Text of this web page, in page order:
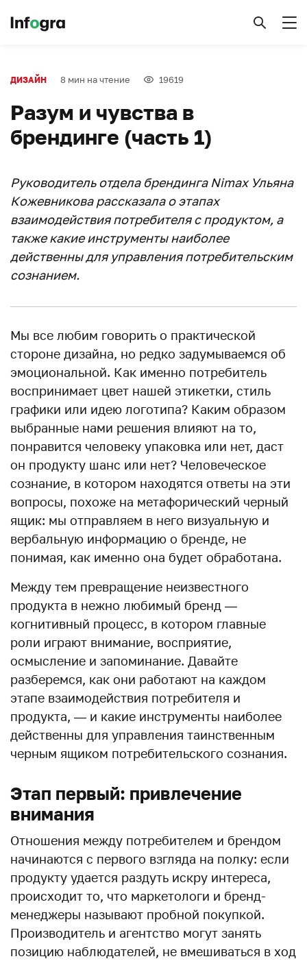
ДИЗАЙН 8 мин на чтение 19619
Разум и чувства в
брендинге (часть 1)
Руководитель отдела брендинга Nimax Ульяна
Кожевникова рассказала о этапах
взаимодействия потребителя с продуктом, а
также какие инструменты наиболее
действенны для управления потребительским
сознанием.
Мы все любим говорить о практической
стороне дизайна, но редко задумываемся об
эмоциональной. Как именно потребитель
воспринимает цвет нашей этикетки, стиль
графики или идею логотипа? Каким образом
выбранные нами решения влияют на то,
понравится человеку упаковка или нет, даст
он продукту шанс или нет? Человеческое
сознание, в котором находятся ответы на эти
вопросы, похоже на метафорический черный
ящик: мы отправляем в него визуальную и
вербальную информацию о бренде, не
понимая, как именно она будет обработана.
Между тем превращение неизвестного
продукта в нежно любимый бренд —
когнитивный процесс, в котором главные
роли играют внимание, восприятие,
осмысление и запоминание. Давайте
разберемся, как они работают на каждом
этапе взаимодействия потребителя и
продукта, — и какие инструменты наиболее
действенны для управления таинственным
черным ящиком потребительского сознания.
Этап первый: привлечение
внимания
Отношения между потребителем и брендом
начинаются с первого взгляда на полку: если
продукту удается раздуть искру интереса,
происходит то, что маркетологи и бренд-
менеджеры называют пробной покупкой.
Производитель и агентство могут занять
позицию наблюдателей, не вмешиваться в ход